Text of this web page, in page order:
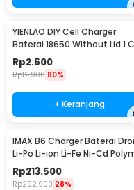
YIENLAO DIY Cell Charger
Baterai 18650 Without Lid 1
- BC-001/2
Rp2.600
Rp12.900 80%
+ Keranjang
IMAX B6 Charger Baterai
Li-Po Li-ion Li-Fe Ni-Cd
LCD 80W
Rp213.500
Rp292.900 28%